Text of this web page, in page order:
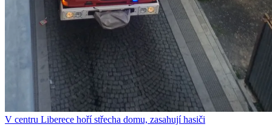
V centru Liberece hoří střecha domu, zasahují hasiči